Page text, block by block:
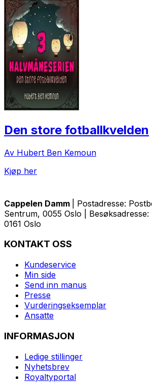
Den store fotballkvelden
Av Hubert Ben Kemoun
Kjøp her
Cappelen Damm
| Postadresse:
Sentrum, 0055 Oslo |
0161 Oslo
KONTAKT OSS
Kundeservice
Min side
Send inn manus
Presse
Vurderingseksemplar
Ansatte
INFORMASJON
Ledige stillinger
Nyhetsbrev
Royaltyportal